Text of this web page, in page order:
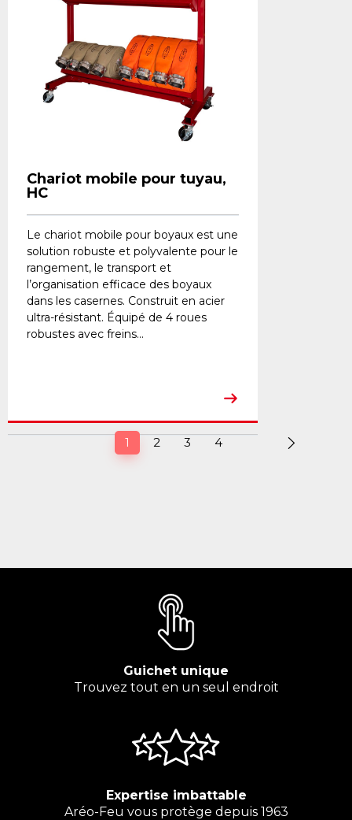
Chariot mobile pour tuyau,
HC
Le chariot mobile pour boyaux est une
solution robuste et polyvalente pour le
rangement, le transport et
l’organisation efficace des boyaux
dans les casernes. Construit en acier
ultra-résistant. Équipé de 4 roues
robustes avec freins...
1 (current)
2 3 4
Guichet unique
Trouvez tout en un seul endroit
Expertise imbattable
Aréo-Feu vous protège depuis 1963